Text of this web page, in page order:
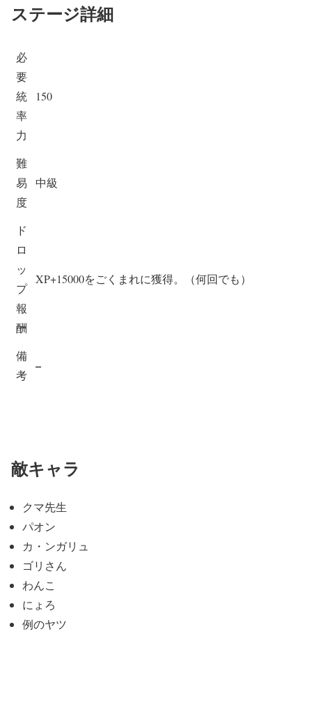
ステージ詳細
必
要
統
率
力
150
難
易
度
中級
ド
ロ
ッ
プ
報
酬
XP+15000をごくまれに獲得。（何回でも）
備
考
–
敵キャラ
クマ先生
パオン
カ・ンガリュ
ゴリさん
わんこ
にょろ
例のヤツ